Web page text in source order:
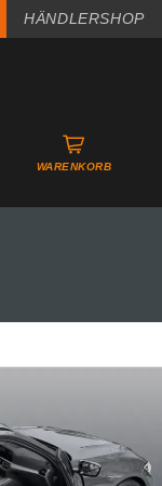
HÄNDLERSHOP
WARENKORB